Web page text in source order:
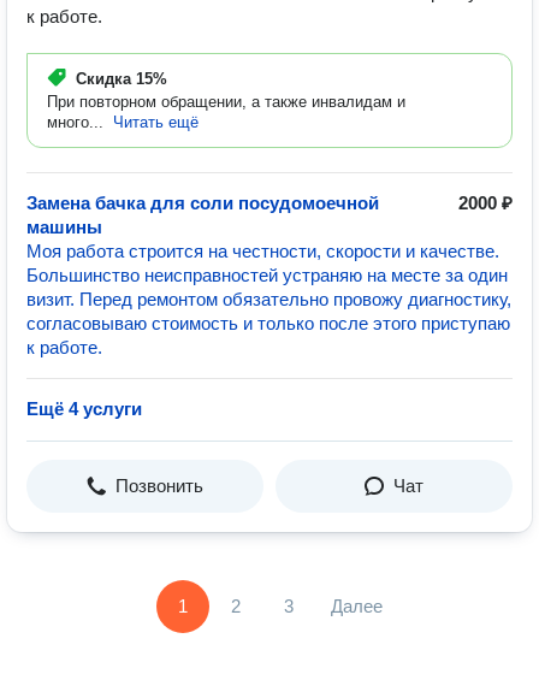
к работе.
Скидка 15%
При повторном обращении, а также инвалидам и
много...
Читать ещё
Замена бачка для соли посудомоечной
машины
2000 ₽
Моя работа строится на честности, скорости и качестве.
Большинство неисправностей устраняю на месте за один
визит. Перед ремонтом обязательно провожу диагностику,
согласовываю стоимость и только после этого приступаю
к работе.
Ещё 4 услуги
Позвонить Чат
1 2 3 Далее